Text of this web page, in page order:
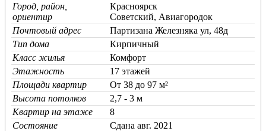
Город, район,
ориентир
Красноярск
Советский, Авиагородок
Почтовый адрес
Партизана Железняка ул, 48д
Тип дома
Кирпичный
Класс жилья
Комфорт
Этажность
17 этажей
Площади квартир
От 38 до 97 м²
Высота потолков
2,7 - 3 м
Квартир на этаже
8
Состояние
Cдана авг. 2021